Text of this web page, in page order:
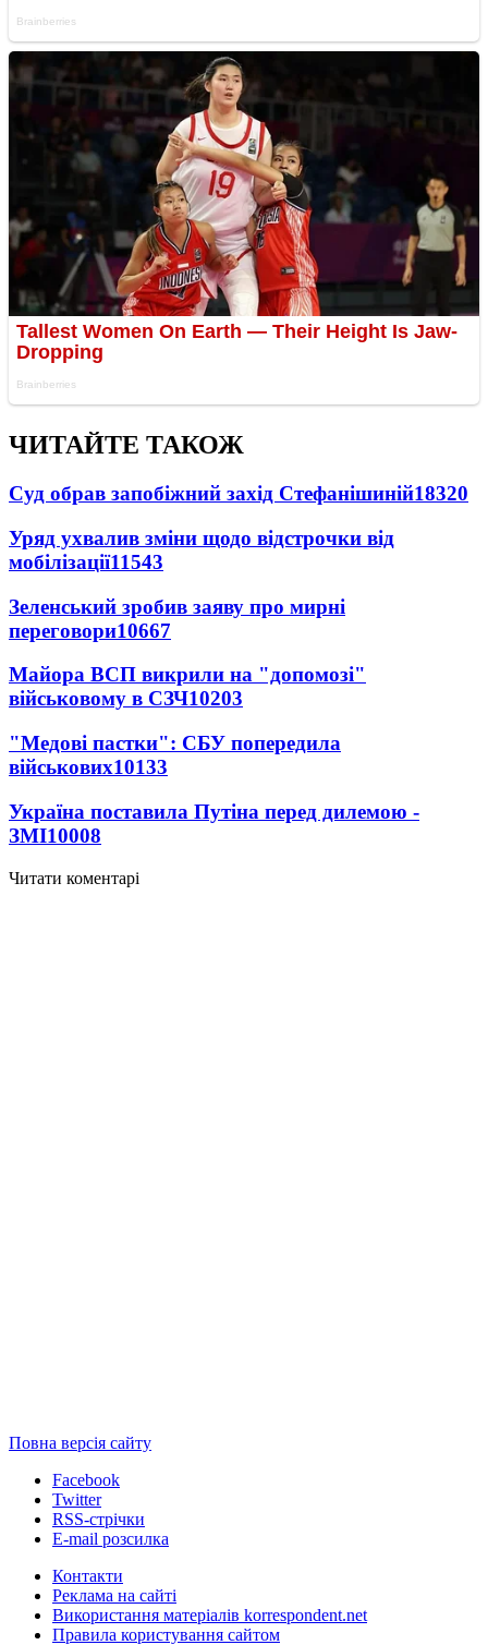
ЧИТАЙТЕ ТАКОЖ
Суд обрав запобіжний захід Стефанішиній18320
Уряд ухвалив зміни щодо відстрочки від
мобілізації11543
Зеленський зробив заяву про мирні
переговори10667
Майора ВСП викрили на "допомозі"
військовому в СЗЧ10203
"Медові пастки": СБУ попередила
військових10133
Україна поставила Путіна перед дилемою -
ЗМІ10008
Читати коментарі
Повна версія сайту
Facebook
Twitter
RSS-стрічки
E-mail розсилка
Контакти
Реклама на сайті
Використання матеріалів korrespondent.net
Правила користування сайтом